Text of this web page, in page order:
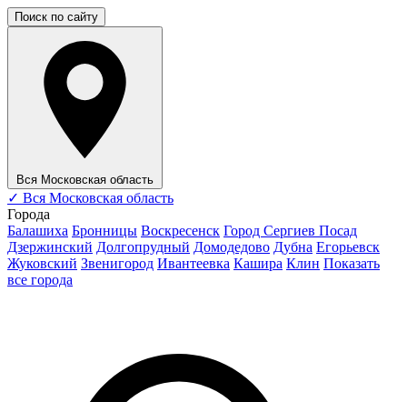
Поиск по сайту
Вся Московская область
✓ Вся Московская область
Города
Балашиха Бронницы Воскресенск Город Сергиев Посад
Дзержинский Долгопрудный Домодедово Дубна Егорьевск
Жуковский Звенигород Ивантеевка Кашира Клин Показать
все города